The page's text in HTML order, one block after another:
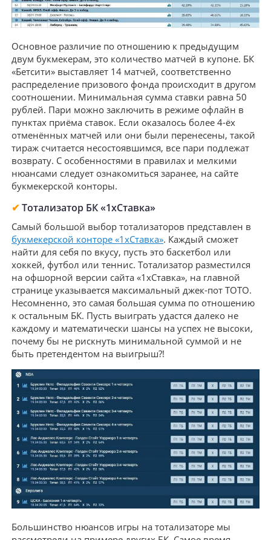
Основное различие по отношению к предыдущим
двум букмекерам, это количество матчей в купоне. БК
«Бетсити» выставляет 14 матчей, соответственно
распределение призового фонда происходит в другом
соотношении. Минимальная сумма ставки равна 50
рублей. Пари можно заключить в режиме офлайн в
пунктах приёма ставок. Если оказалось более 4-ёх
отменённых матчей или они были перенесены, такой
тираж считается несостоявшимся, все пари подлежат
возврату. С особенностями в правилах и мелкими
нюансами следует ознакомиться заранее, на сайте
букмекерской конторы.
✔ Тотализатор БК «1хСтавка»
Самый большой выбор тотализаторов представлен в
букмекерской конторе «1хСтавка». Каждый сможет
найти для себя по вкусу, пусть это баскетбол или
хоккей, футбол или теннис. Тотализатор разместился
на офшорной версии сайта «1хСтавка», на главной
странице указывается максимальный джек-пот ТОТО.
Несомненно, это самая большая сумма по отношению
к остальным БК. Пусть выиграть удастся далеко не
каждому и математически шансы на успех не высоки,
почему бы не рискнуть минимальной суммой и не
быть претендентом на выигрыш?!
Большинство нюансов игры на тотализаторе мы